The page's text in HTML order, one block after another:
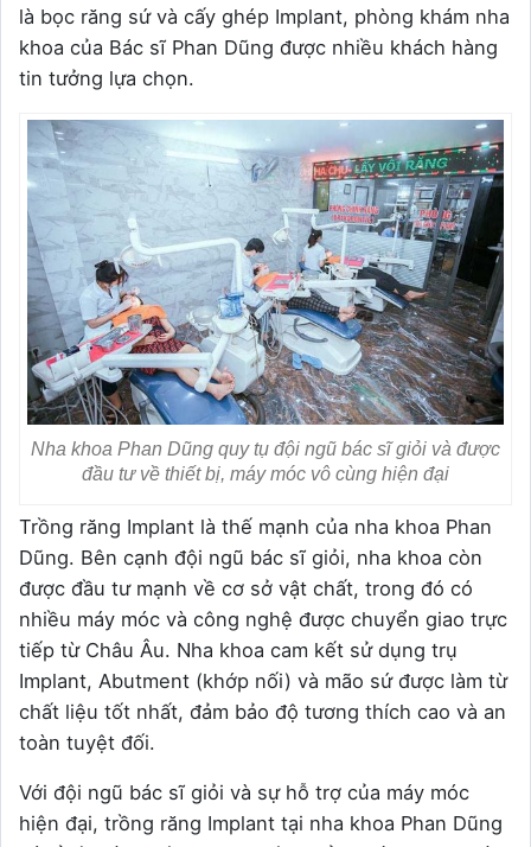
là bọc răng sứ và cấy ghép Implant, phòng khám nha
khoa của Bác sĩ Phan Dũng được nhiều khách hàng
tin tưởng lựa chọn.
Nha khoa Phan Dũng quy tụ đội ngũ bác sĩ giỏi và được
đầu tư về thiết bị, máy móc vô cùng hiện đại
Trồng răng Implant là thế mạnh của nha khoa Phan
Dũng. Bên cạnh đội ngũ bác sĩ giỏi, nha khoa còn
được đầu tư mạnh về cơ sở vật chất, trong đó có
nhiều máy móc và công nghệ được chuyển giao trực
tiếp từ Châu Âu. Nha khoa cam kết sử dụng trụ
Implant, Abutment (khớp nối) và mão sứ được làm từ
chất liệu tốt nhất, đảm bảo độ tương thích cao và an
toàn tuyệt đối.
Với đội ngũ bác sĩ giỏi và sự hỗ trợ của máy móc
hiện đại, trồng răng Implant tại nha khoa Phan Dũng